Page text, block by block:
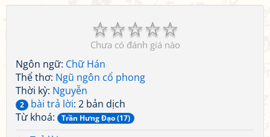
☆
☆
☆
☆
☆
Chưa có đánh giá nào
Ngôn ngữ: Chữ Hán
Thể thơ: Ngũ ngôn cổ phong
Thời kỳ: Nguyễn
2 bài trả lời: 2 bản dịch
Từ khoá:
Trần Hưng Đạo (17)